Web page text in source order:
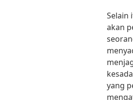
Selain
akan
yang